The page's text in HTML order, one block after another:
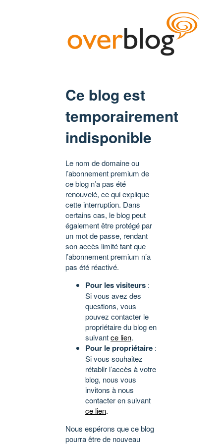
Ce blog est
temporairement
indisponible
Le nom de domaine ou
l’abonnement premium de
ce blog n’a pas été
renouvelé, ce qui explique
cette interruption. Dans
certains cas, le blog peut
également être protégé par
un mot de passe, rendant
son accès limité tant que
l’abonnement premium n’a
pas été réactivé.
Pour les visiteurs :
Si vous avez des
questions, vous
pouvez contacter le
propriétaire du blog en
suivantce lien.
Pour le propriétaire :
Si vous souhaitez
rétablir l’accès à votre
blog, nous vous
invitons à nous
contacter en suivant
ce lien.
Nous espérons que ce blog
pourra être de nouveau